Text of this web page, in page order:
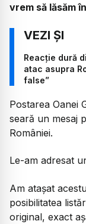
vrem să lăsăm
Reacție dură
atac asupra
false”
Postarea Oanei
seară un mesaj
României.
Le-am adresat
Am atașat
posibilitatea
original, exact